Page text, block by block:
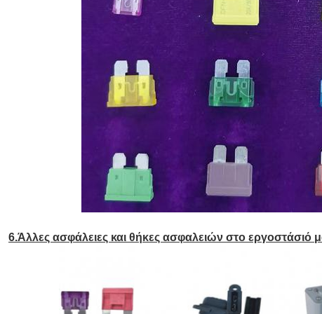
6.Άλλες ασφάλειες και θήκες ασφαλειών στο εργοστάσιό